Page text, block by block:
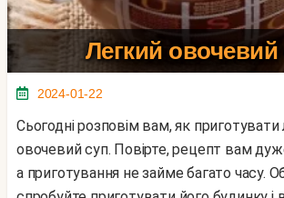
Легкий овочевий
2024-01-22
Сьогодні розповім вам, як приготувати легкий
овочевий суп. Повірте, рецепт вам
а приготування не займе багато часу.